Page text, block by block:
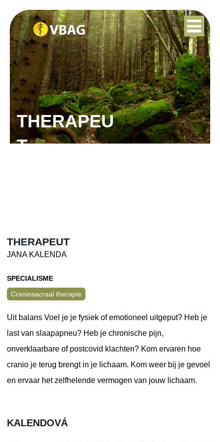
THERAPEU
T
THERAPEUT
JANA KALENDA
SPECIALISME
Craniosacraal therapie
Uit balans Voel je je fysiek of emotioneel uitgeput? Heb je
last van slaapapneu? Heb je chronische pijn,
onverklaarbare of postcovid klachten? Kom ervaren hoe
cranio je terug brengt in je lichaam. Kom weer bij je gevoel
en ervaar het zelfhelende vermogen van jouw lichaam.
KALENDOVÁ